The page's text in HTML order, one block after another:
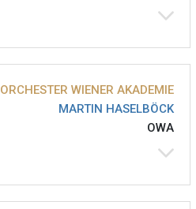
ORCHESTER WIENER AKADEMIE
MARTIN HASELBÖCK
OWA